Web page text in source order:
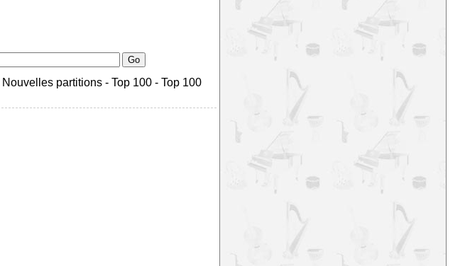
Nouvelles partitions - Top 100 - Top 100